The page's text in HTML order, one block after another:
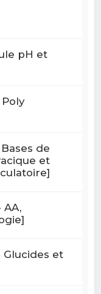
pH et
Poly
Bases de
et
AA,
Glucides et